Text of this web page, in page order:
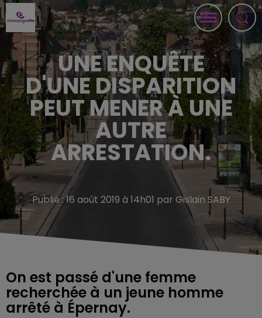
UNE ENQUÊTE
D'UNE DISPARITION
PEUT MENER À UNE
AUTRE
ARRESTATION.
Publié : 16 août 2019 à 14h01 par Gislain SABY
On est passé d'une femme
recherchée à un jeune homme
arrêté à Épernay.